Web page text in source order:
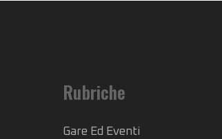
Rubriche
Gare Ed Eventi